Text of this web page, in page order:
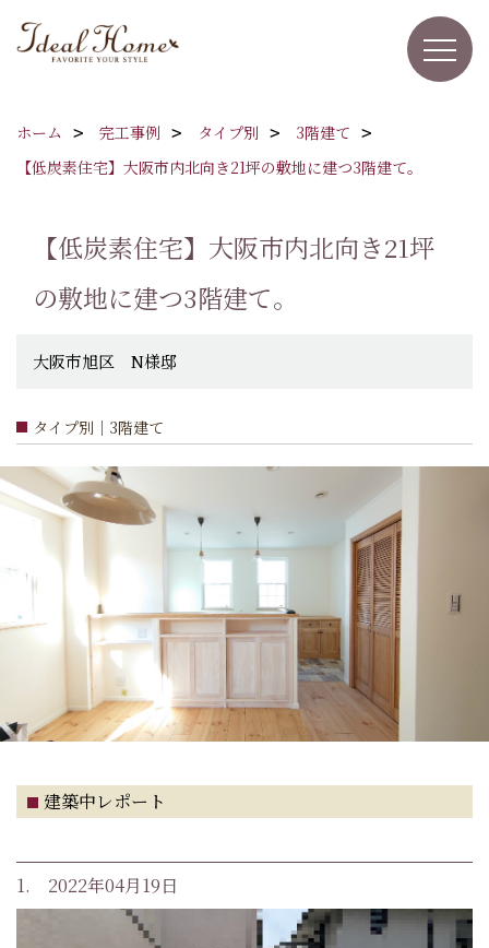
ホーム 完工事例 タイプ別
3階建て
【低炭素住宅】大阪市内北向き21坪の敷地に建つ3階建て。
【低炭素住宅】大阪市内北向き21坪
の敷地に建つ3階建て。
大阪市旭区 N様邸
タイプ別｜3階建て
建築中レポート
1. 2022年04月19日